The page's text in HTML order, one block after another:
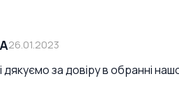
26.01.2023
за довіру в обранні